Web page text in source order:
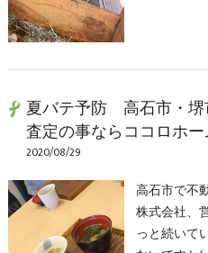
夏バテ予防 高石市・堺
査定の事ならココロホ
2020/08/29
高石市で不
株式会社、
っと続いて